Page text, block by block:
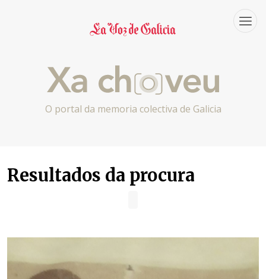
O portal da memoria colectiva de Galicia
Resultados da procura